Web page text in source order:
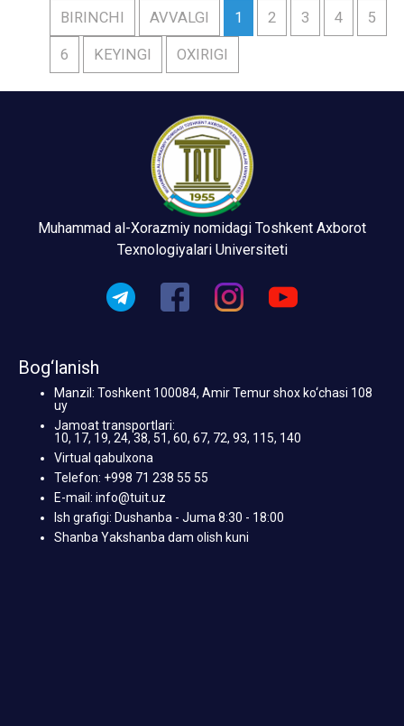
BIRINCHI AVVALGI 1 2 3 4 5
6 KEYINGI OXIRIGI
Muhammad al-Xorazmiy nomidagi Toshkent Axborot
Texnologiyalari Universiteti
Bog‘lanish
Manzil: Toshkent 100084, Amir Temur shox ko‘chasi 108
uy
Jamoat transportlari:
10, 17, 19, 24, 38, 51, 60, 67, 72, 93, 115, 140
Virtual qabulxona
Telefon: +998 71 238 55 55
E-mail: info@tuit.uz
Ish grafigi: Dushanba - Juma 8:30 - 18:00
Shanba Yakshanba dam olish kuni